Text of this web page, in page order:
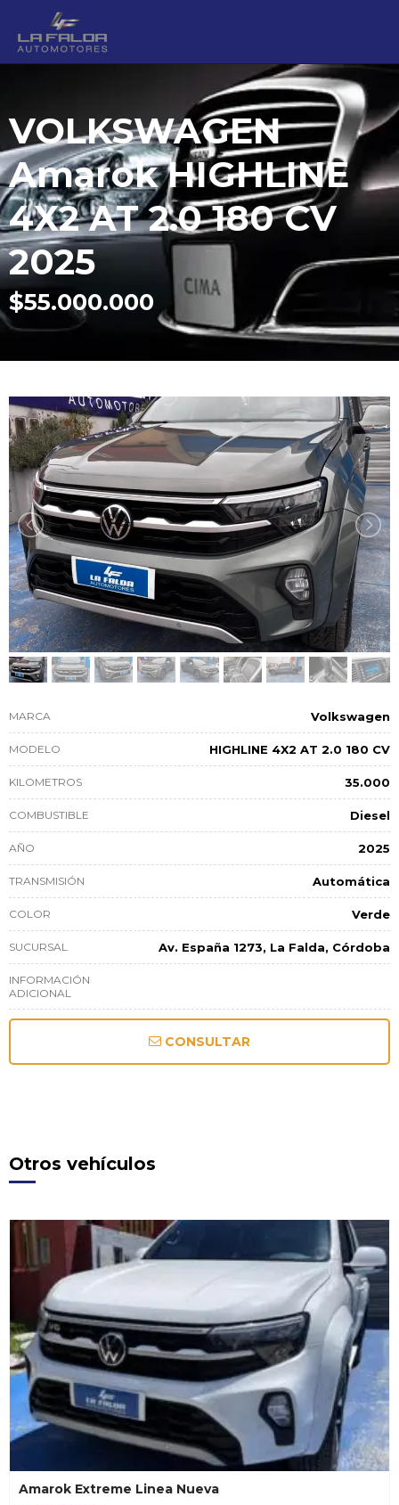
VOLKSWAGEN
Amarok HIGHLINE
4X2 AT 2.0 180 CV
2025
$55.000.000
MARCA Volkswagen
MODELO HIGHLINE 4X2 AT 2.0 180 CV
KILOMETROS 35.000
COMBUSTIBLE Diesel
AÑO 2025
TRANSMISIÓN Automática
COLOR Verde
SUCURSAL Av. España 1273, La Falda, Córdoba
INFORMACIÓN
ADICIONAL
CONSULTAR
Otros vehículos
Amarok Extreme Linea Nueva